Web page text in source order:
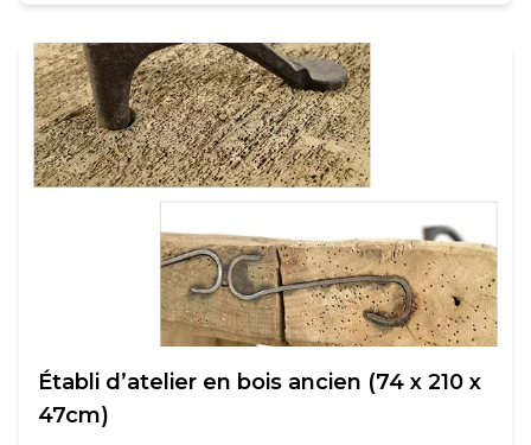
Établi d’atelier en bois ancien (74 x 210 x
47cm)